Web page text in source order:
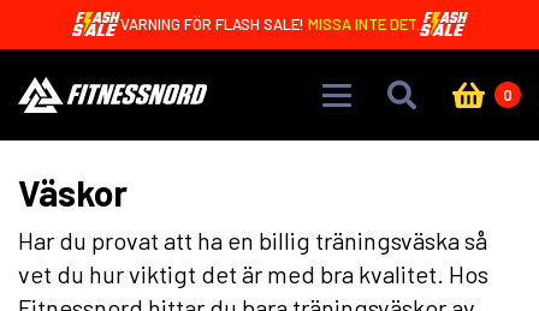
Skip to main contentVARNING FÖR FLASH SALE! MISSA INTE DET.
0
Väskor
Har du provat att ha en billig träningsväska så
vet du hur viktigt det är med bra kvalitet. Hos